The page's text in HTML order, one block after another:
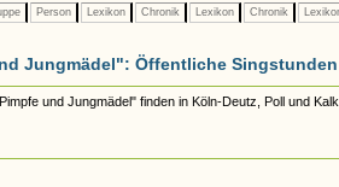
Person Lexikon Chronik Lexikon Chronik
Jungmädel": Öffentliche
und Jungmädel" finden in Köln-Deutz, Poll und